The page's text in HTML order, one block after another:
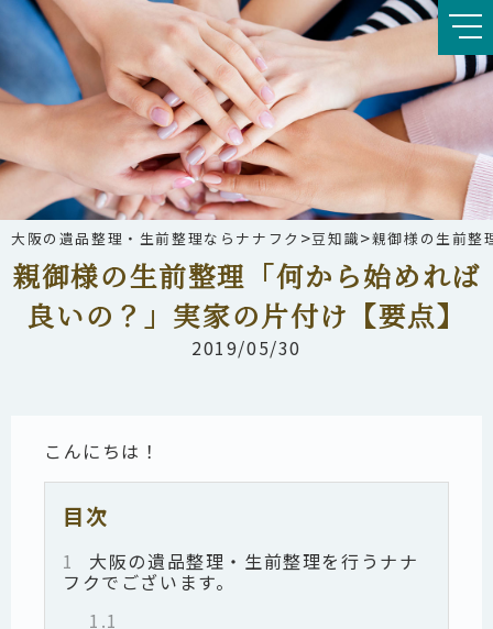
大阪の遺品整理・生前整理ならナナフク >豆知識>親御様の生前整
親御様の生前整理「何から始めれば
良いの？」実家の片付け【要点】
2019/05/30
こんにちは！
目次
1 大阪の遺品整理・生前整理を行うナナ
フクでございます。
1.1